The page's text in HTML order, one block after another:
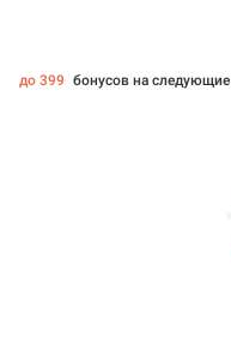
до 399 бонусов на